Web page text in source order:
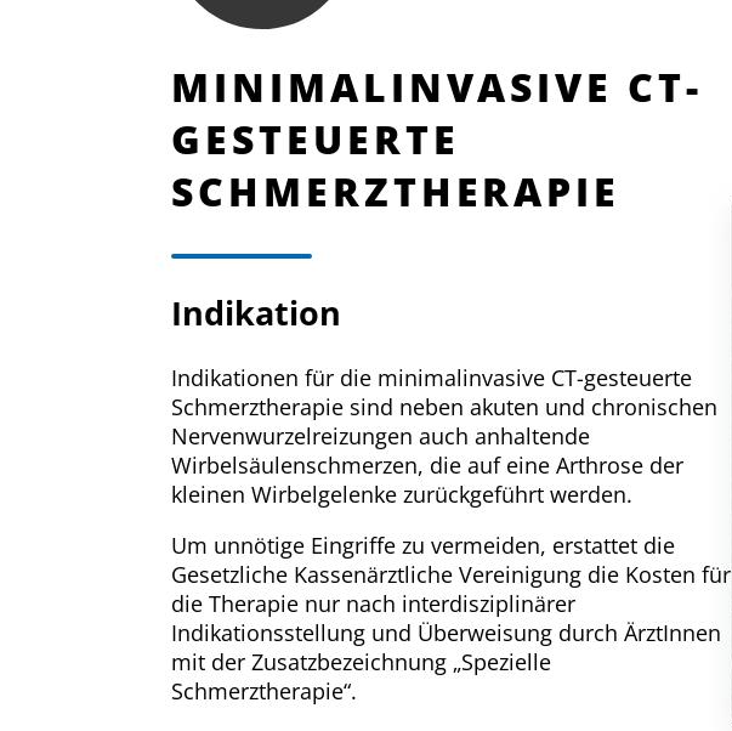
MINIMALINVASIVE CT-
GESTEUERTE
SCHMERZTHERAPIE
Indikation
Indikationen für die minimalinvasive CT-gesteuerte
Schmerztherapie sind neben akuten und chronischen
Nervenwurzelreizungen auch anhaltende
Wirbelsäulenschmerzen, die auf eine Arthrose der
kleinen Wirbelgelenke zurückgeführt werden.
Um unnötige Eingriffe zu vermeiden, erstattet die
Gesetzliche Kassenärztliche Vereinigung die Kosten für
die Therapie nur nach interdisziplinärer
Indikationsstellung und Überweisung durch ÄrztInnen
mit der Zusatzbezeichnung „Spezielle
Schmerztherapie“.